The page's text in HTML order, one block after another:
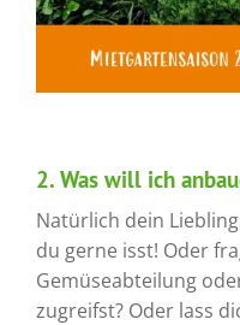
2. Was will ich
Natürlich dein
du gerne isst! Oder
Gemüseabteilung
zugreifst? Oder lass